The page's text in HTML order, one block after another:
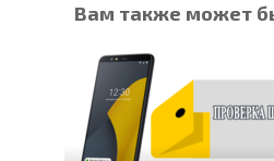
Вам также может